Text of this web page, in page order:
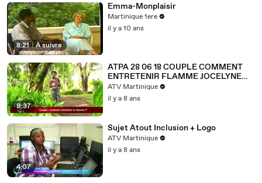
8:21 | À suivre
Emma-Monplaisir
Martinique 1ere
il y a 10 ans
9:37
ATPA 28 06 18 COUPLE COMMENT
ENTRETENIR FLAMME JOCELYNE
GOMA OK
ATV Martinique
il y a 8 ans
4:07
Sujet Atout Inclusion + Logo
ATV Martinique
il y a 8 ans